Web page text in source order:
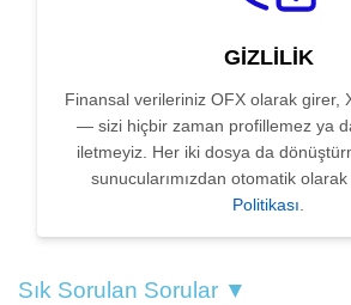
GIZLILIK
Finansal verileriniz OFX olarak girer,
— sizi hiçbir zaman profillemez ya
iletmeyiz. Her iki dosya da
sunucularımızdan otomatik olarak
Politikası.
Sık Sorulan Sorular ▼